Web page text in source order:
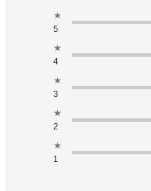
★
5
★
4
★
3
★
2
★
1